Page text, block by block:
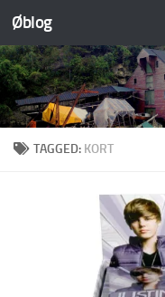
Skip to content
Øblog
TAGGED: KORT